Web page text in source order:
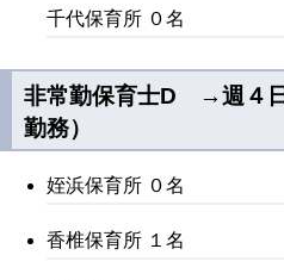
千代保育所 ０名
非常勤保育士D →週４
勤務）
姪浜保育所 ０名
香椎保育所 １名